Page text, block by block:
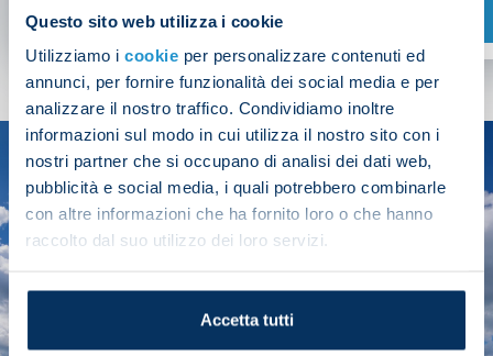
Questo sito web utilizza i cookie
Utilizziamo i cookie per personalizzare contenuti ed
annunci, per fornire funzionalità dei social media e per
analizzare il nostro traffico. Condividiamo inoltre
informazioni sul modo in cui utilizza il nostro sito con i
nostri partner che si occupano di analisi dei dati web,
pubblicità e social media, i quali potrebbero combinarle
con altre informazioni che ha fornito loro o che hanno
raccolto dal suo utilizzo dei loro servizi.
Accetta tutti
SHOP NOW
SEASON
2025/26